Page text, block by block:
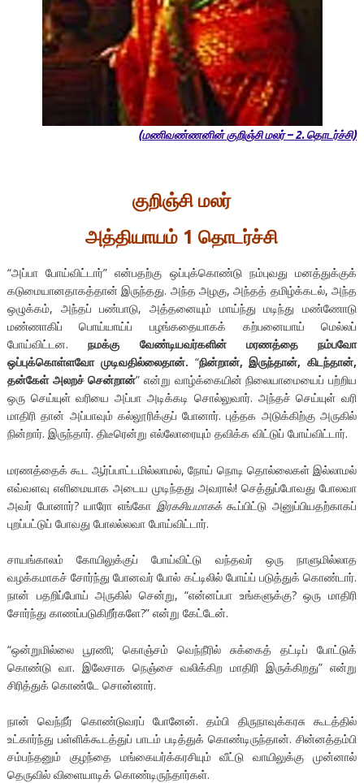
(மணிவண்ணனின் குறிஞ்சி மலர் – 2. தொடர்ச்சி)
குறிஞ்சி மலர்
அத்தியாயம் 1 தொடர்ச்சி
“அப்பா போய்விட்டார்” என்பதற்கு ஒப்புக்கொண்டு நம்புவது மனத்துக்குக்
கடுமையானதாகத்தான் இருந்தது. அந்த அழகு, அந்தத் தமிழ்க்கடல், அந்த
ஒழுக்கம், அந்தப் பண்பாடு, அத்தனையும் மாய்ந்து மடிந்து மண்ணோடு
மண்ணாகிப் பொய்யாய்ப் பழங்கதையாகக் கற்பனையாய் மெல்லப்
போய்விட்டன.நமக்கு வேண்டியவர்களின் மரணத்தை
நம்பவோ
ஒப்புக்கொள்ளவோ முடிவதில்லைதான். “நின்றான்,இருந்தான்,கிடந்தான்,
தன்கேள் அலறச் சென்றான்” என்று வாழ்க்கையின் நிலையாமையைப் பற்றிய
ஒரு செய்யுள் வரியை அப்பா அடிக்கடி சொல்லுவார். அந்தச் செய்யுள் வரி
மாதிரி தான் அப்பாவும் கல்லூரிக்குப் போனார். புத்தக அடுக்கிற்கு அருகில்
நின்றார். இருந்தார். திடீரென்று எல்லோரையும் தவிக்க விட்டுப் போய்விட்டார்.
மரணத்தைக் கூட ஆர்ப்பாட்டமில்லாமல், நோய் நொடி தொல்லைகள் இல்லாமல்
எவ்வளவு எளிமையாக அடைய முடிந்தது அவரால்! செத்துப்போவது போலவா
அவர் போனார்? யாரோ எங்கோ இரகசியமாகக்கூப்பிட்டு அனுப்பியதற்காகப்
புறப்பட்டுப் போவது போலல்லவா போய்விட்டார்.
சாயங்காலம் கோயிலுக்குப் போய்விட்டு வந்தவர் ஒரு நாளுமில்லாத
வழக்கமாகச் சோர்ந்து போனவர் போல் கட்டிலில் போய்ப் படுத்துக் கொண்டார்.
நான் பதறிப்போய் அருகில் சென்று, “என்னப்பா உங்களுக்கு? ஒரு மாதிரி
சோர்ந்து காணப்படுகிறீர்களே?” என்று கேட்டேன்.
“ஒன்றுமில்லை பூரணி; கொஞ்சம் வெந்நீரில் சுக்கைத் தட்டிப் போட்டுக்
கொண்டு வா. இலேசாக நெஞ்சை வலிக்கிற மாதிரி இருக்கிறது” என்று
சிரித்துக் கொண்டே சொன்னார்.
நான் வெந்நீர் கொண்டுவரப் போனேன். தம்பி திருநாவுக்கரசு கூடத்தில்
உட்கார்ந்து பள்ளிக்கூடத்துப் பாடம் படித்துக் கொண்டிருந்தான். சின்னத்தம்பி
சம்பந்தனும் குழந்தை மங்கையர்க்கரசியும் வீட்டு வாயிலுக்கு முன்னால்
தெருவில் விளையாடிக் கொண்டிருந்தார்கள்.